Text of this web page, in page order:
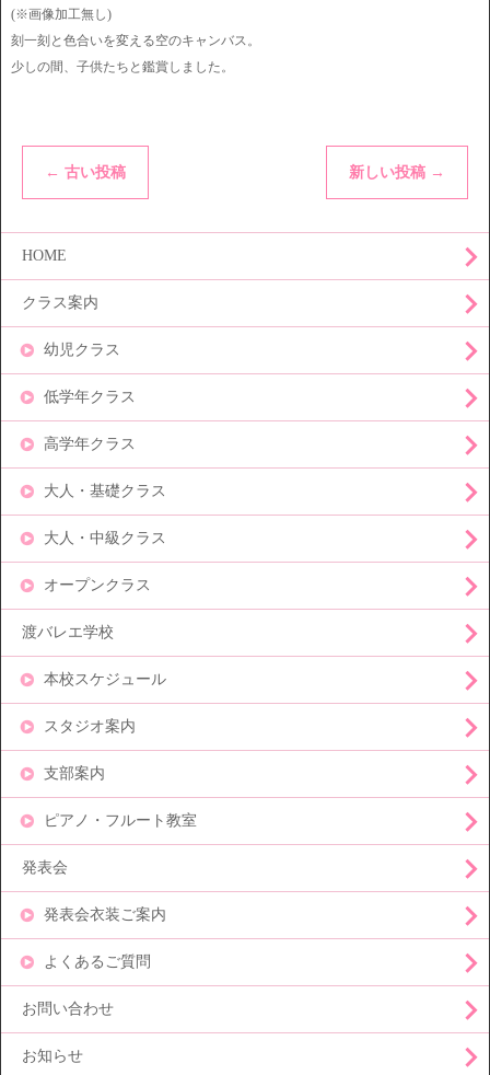
(※画像加工無し)
刻一刻と色合いを変える空のキャンバス。
少しの間、子供たちと鑑賞しました。
← 古い投稿 新しい投稿 →
HOME
クラス案内
幼児クラス
低学年クラス
高学年クラス
大人・基礎クラス
大人・中級クラス
オープンクラス
渡バレエ学校
本校スケジュール
スタジオ案内
支部案内
ピアノ・フルート教室
発表会
発表会衣装ご案内
よくあるご質問
お問い合わせ
お知らせ